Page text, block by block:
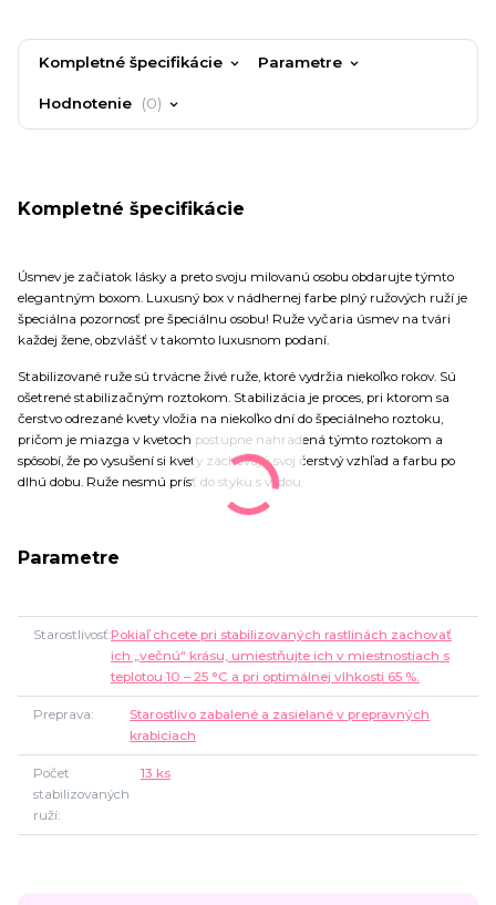
Kompletné špecifikácie Parametre
Hodnotenie 0
Kompletné špecifikácie
Úsmev je začiatok lásky a preto svoju milovanú osobu obdarujte týmto
elegantným boxom. Luxusný box v nádhernej farbe plný ružových ruží je
špeciálna pozornosť pre špeciálnu osobu! Ruže vyčaria úsmev na tvári
každej žene, obzvlášť v takomto luxusnom podaní.
Stabilizované ruže sú trvácne živé ruže, ktoré vydržia niekoľko rokov. Sú
ošetrené stabilizačným roztokom. Stabilizácia je proces, pri ktorom sa
čerstvo odrezané kvety vložia na niekoľko dní do špeciálneho roztoku,
pričom je miazga v kvetoch postupne nahradená týmto roztokom a
spôsobí, že po vysušení si kvety zachovajú svoj čerstvý vzhľad a farbu po
dlhú dobu. Ruže nesmú prísť do styku s vodou.
Parametre
StarostlivosťPokiaľ chcete pri stabilizovaných rastlinách zachovať
ich „večnú“ krásu, umiestňujte ich v miestnostiach s
teplotou 10 – 25 °C a pri optimálnej vlhkosti 65 %.
Preprava
Starostlivo zabalené a zasielané v prepravných
krabiciach
Počet
stabilizovaných
ruží
13 ks